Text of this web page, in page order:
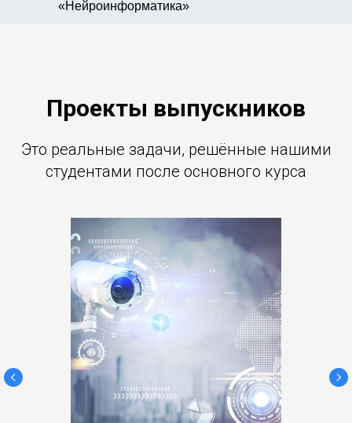
«Нейроинформатика»
Проекты выпускников
Это реальные задачи, решённые нашими
студентами после основного курса